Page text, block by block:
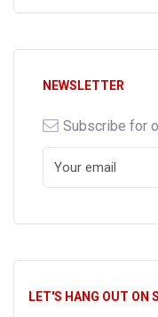
NEWSLETTER
Subscribe for
LET'S HANG OUT ON